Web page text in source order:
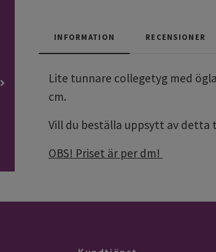
INFORMATION RECENSIONER
Lite tunnare collegetyg med
cm.
Vill du beställa uppsytt av detta
OBS! Priset är per dm!